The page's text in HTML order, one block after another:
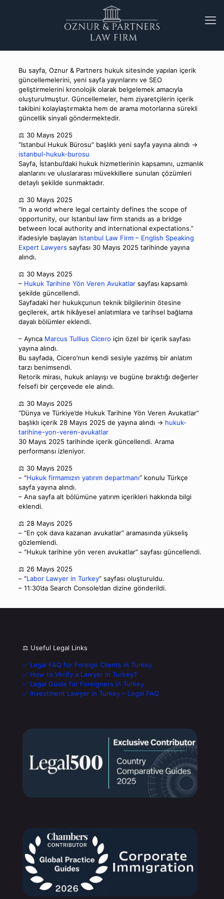
Bu sayfa, Oznur & Partners hukuk sitesinde yapılan içerik
güncellemelerini, yeni sayfa yayınlarını ve SEO
geliştirmelerini kronolojik olarak belgelemek amacıyla
oluşturulmuştur. Güncellemeler, hem ziyaretçilerin içerik
takibini kolaylaştırmakta hem de arama motorlarına sürekli
güncellik sinyali göndermektedir.
⚖️ 30 Mayıs 2025
“Istanbul Hukuk Bürosu” başlıklı yeni sayfa yayına alındı →
istanbul-hukuk-burosu
Sayfa, İstanbul’daki hukuk hizmetlerinin kapsamını, uzmanlık
alanlarını ve uluslararası müvekkillere sunulan çözümleri
detaylı şekilde sunmaktadır.
⚖️ 30 Mayıs 2025
“In a world where legal certainty defines the scope of
opportunity, our Istanbul law firm stands as a bridge
between local authority and international expectations.”
ifadesiyle başlayan Istanbul Law Firm – English Speaking
Expert Lawyers sayfası 30 Mayıs 2025 tarihinde yayına
alındı.
⚖️ 30 Mayıs 2025
– Hukuk Tarihine Yön Veren Avukatlarsayfası kapsamlı
şekilde güncellendi.
Sayfadaki her hukukçunun teknik bilgilerinin ötesine
geçilerek, artık hikâyesel anlatımlara ve tarihsel bağlama
dayalı bölümler eklendi.
– Ayrıca Marcus Tullius Cicero için özel bir içerik sayfası
yayına alındı.
Bu sayfada, Cicero’nun kendi sesiyle yazılmış bir anlatım
tarzı benimsendi.
Retorik mirası, hukuk anlayışı ve bugüne bıraktığı değerler
felsefi bir çerçevede ele alındı.
⚖️ 30 Mayıs 2025
“Dünya ve Türkiye’de Hukuk Tarihine Yön Veren Avukatlar”
başlıklı içerik 28 Mayıs 2025 de yayına alındı → hukuk-
tarihine-yon-veren-avukatlar
30 Mayıs 2025 tarihinde içerik güncellendi. Arama
performansı izleniyor.
⚖️ 30 Mayıs 2025
– “Hukuk firmamızın yatırım departmanı” konulu Türkçe
sayfa yayına alındı.
– Ana sayfa alt bölümüne yatırım içerikleri hakkında bilgi
eklendi.
⚖️ 28 Mayıs 2025
– “En çok dava kazanan avukatlar” aramasında yükseliş
gözlemlendi.
– “Hukuk tarihine yön veren avukatlar” sayfası güncellendi.
⚖️ 26 Mayıs 2025
– “Labor Lawyer in Turkey” sayfası oluşturuldu.
– 11:30’da Search Console’dan dizine gönderildi.
⚖️ Useful Legal Links
✅ Legal FAQ for Foreign Clients in Turkey
✅ How to Verify a Lawyer in Turkey?
✅ Legal Guide for Foreigners in Turkey
✅ Investment Lawyer in Turkey – Legal FAQ